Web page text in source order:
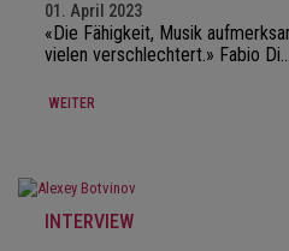
01. April 2023
«Die Fähigkeit, Musik
vielen verschlechtert.» Fabio Di…
WEITER
INTERVIEW